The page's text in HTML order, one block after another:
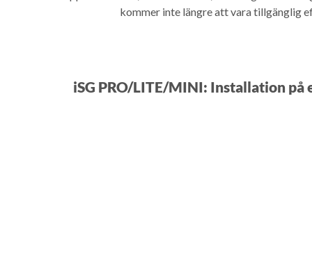
kommer inte längre att vara tillgänglig
iSG PRO/LITE/MINI: Installation på